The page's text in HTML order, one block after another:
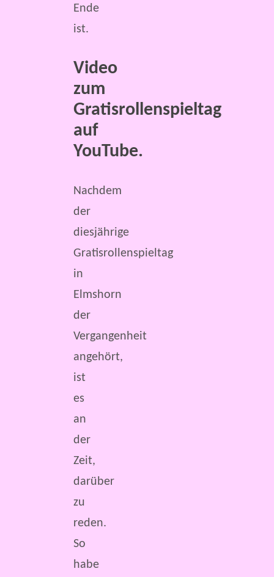
Ende
ist.
Video
zum
Gratisrollenspieltag
auf
YouTube.
Nachdem
der
diesjährige
Gratisrollenspieltag
in
Elmshorn
der
Vergangenheit
angehört,
ist
es
an
der
Zeit,
darüber
zu
reden.
So
habe